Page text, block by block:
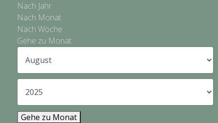
Nach Jahr
Nach Monat
Nach Woche
Gehe zu Monat
Gehe zu Monat